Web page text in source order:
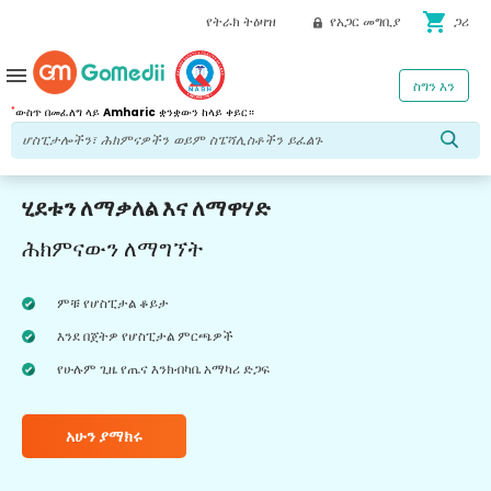
የትራክ ትዕዛዝ የአጋር መግቢያ shopping_cart ጋሪ
*ውስጥ በመፈለግ ላይ Amharic ቋንቋውን ከላይ ቀይር።
ስግን እን
menu
ሂደቱን ለማቃለል እና ለማዋሃድ
ሕክምናውን ለማግኘት
ምቹ የሆስፒታል ቆይታ
እንደ በጀትዎ የሆስፒታል ምርጫዎች
የሁሉም ጊዜ የጤና እንክብካቤ አማካሪ ድጋፍ
አሁን ያማክሩ